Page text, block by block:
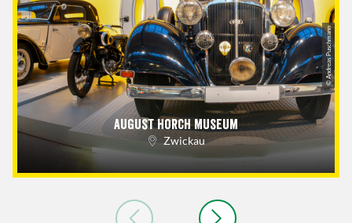
August Horch Museum
Zwickau
© Andreas Puschmann